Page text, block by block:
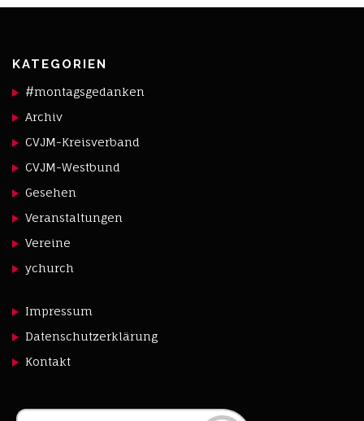
KATEGORIEN
#montagsgedanken
Archiv
CVJM-Kreisverband
CVJM-Westbund
Gesehen
Veranstaltungen
Vereine
ychurch
Impressum
Datenschutzerklärung
Kontakt